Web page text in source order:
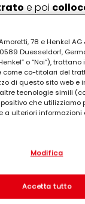
e poi
si possono
devi
con
. I ristagni
si corre il rischio
scordarti di
ha
78 e Henkel AG
Duesseldorf,
o “Noi”),
co-titolari del
di questo sito web e
tecnologie simili
che utilizziamo
a ulteriori informazioni
come indicato nella
e tecnologie simili"
i dati relativi a te per
Modifica
Accetta tutto